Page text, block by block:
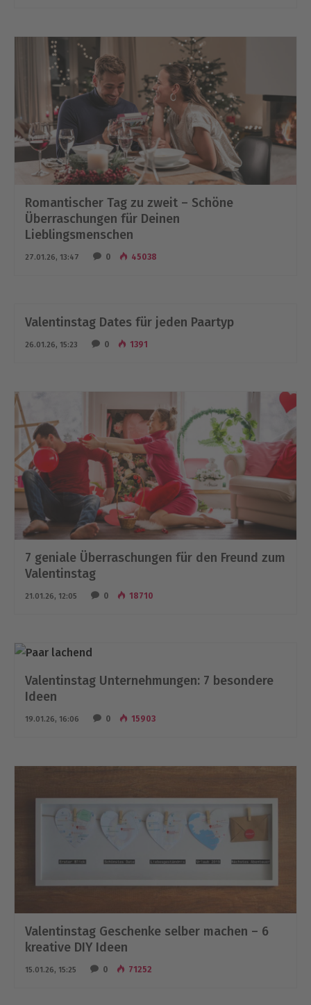
Romantischer Tag zu zweit – Schöne
Überraschungen für Deinen
Lieblingsmenschen
27.01.26, 13:47 0 45038
Valentinstag Dates für jeden Paartyp
26.01.26, 15:23 0 1391
7 geniale Überraschungen für den Freund zum
Valentinstag
21.01.26, 12:05 0 18710
Valentinstag Unternehmungen: 7 besondere
Ideen
19.01.26, 16:06 0 15903
Valentinstag Geschenke selber machen – 6
kreative DIY Ideen
15.01.26, 15:25 0 71252